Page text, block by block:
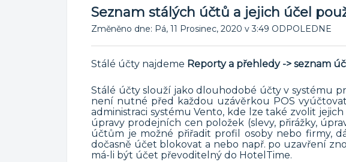
Seznam stálých účtů a jejich účel
Změněno dne: Pá, 11 Prosinec, 2020 v 3:49 ODPOLEDNE
Stálé účty najdeme Reporty a přehledy -> seznam
Stálé účty slouží jako dlouhodobé účty v systému
není nutné před každou uzávěrkou POS
administraci systému Vento, kde lze také zvolit
úpravy prodejních cen položek (slevy, přirážky,
účtům je možné přiřadit profil osoby nebo firmy,
dočasně účet blokovat a nebo např. po uzavření
má-li být účet převoditelný do HotelTime.